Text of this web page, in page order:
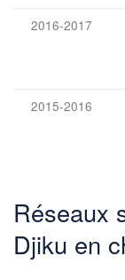
2016-2017
2015-2016
Réseaux
Djiku en